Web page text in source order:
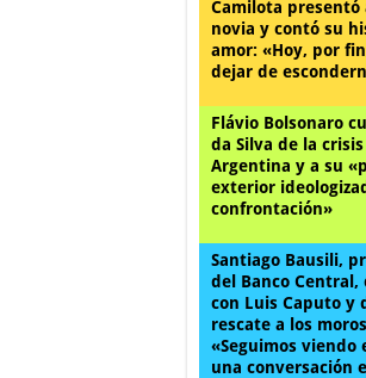
Camilota presentó
novia y contó su
amor: «Hoy, por
dejar de
Flávio Bolsonaro
da Silva de la crisis
Argentina y a su
exterior
confrontación»
Santiago Bausili,
del Banco Central,
con Luis Caputo y
rescate a los
«Seguimos viendo
una conversación